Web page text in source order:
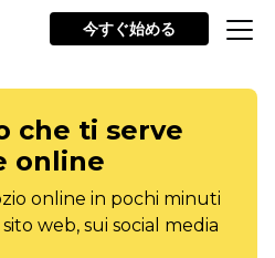
今すぐ始める
che ti serve
online
online in pochi minuti
web, sui social media